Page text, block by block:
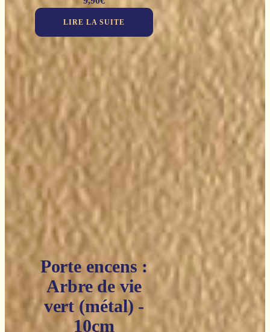
LIRE LA SUITE
Porte encens :
Arbre de vie
vert (métal) -
10cm